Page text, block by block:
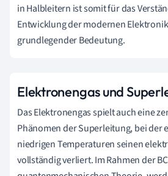
in Halbleitern ist somit für das
Entwicklung der modernen
grundlegender Bedeutung.
Elektronengas und
Das Elektronengas spielt auch eine
Phänomen der Superleitung, bei der
niedrigen Temperaturen seinen
vollständig verliert. Im Rahmen der